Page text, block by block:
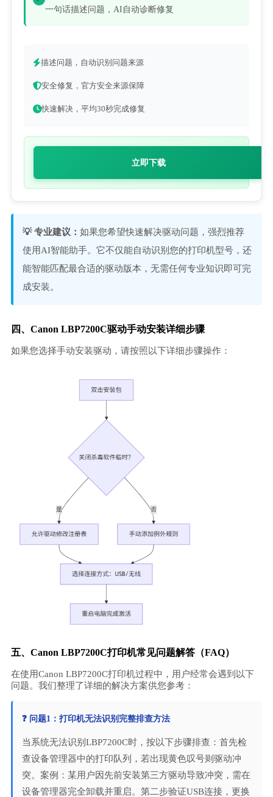
一句话描述问题，AI自动诊断修复
描述问题，自动识别问题来源
安全修复，官方安全来源保障
快速解决，平均30秒完成修复
立即下载
💡 专业建议： 如果您希望快速解决驱动问题，强烈推荐
使用AI智能助手。它不仅能自动识别您的打印机型号，还
能智能匹配最合适的驱动版本，无需任何专业知识即可完
成安装。
四、Canon LBP7200C驱动手动安装详细步骤
如果您选择手动安装驱动，请按照以下详细步骤操作：
五、Canon LBP7200C打印机常见问题解答（FAQ）
在使用Canon LBP7200C打印机过程中，用户经常会遇到以下
问题。我们整理了详细的解决方案供您参考：
❓ 问题1：打印机无法识别完整排查方法
当系统无法识别LBP7200C时，按以下步骤排查：首先检
查设备管理器中的打印队列，若出现黄色叹号则驱动冲
突。案例：某用户因先前安装第三方驱动导致冲突，需在
设备管理器完全卸载并重启。第二步验证USB连接，更换